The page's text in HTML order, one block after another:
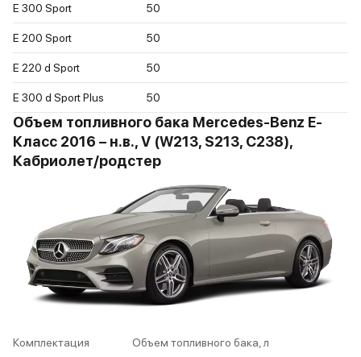
E 300 Sport 50
E 200 Sport 50
E 220 d Sport 50
E 300 d Sport Plus 50
Объем топливного бака Mercedes-Benz E-
Класс 2016 – н.в., V (W213, S213, C238),
Кабриолет/родстер
Комплектация
Объем топливного бака, л